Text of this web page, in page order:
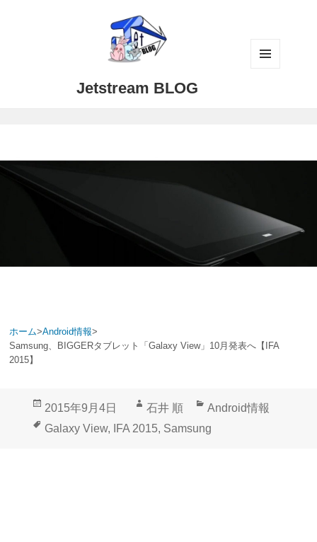
Jetstream BLOG
ホーム>Android情報>
Samsung、BIGGERタブレット「Galaxy View」10月発表へ【IFA
2015】
投
稿
2015年9月4日
作
成
石井 順
カ
テ
Android情報
タ
Galaxy View, IFA 2015, Samsung